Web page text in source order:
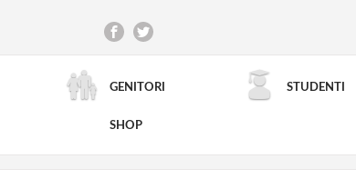
GENITORI STUDENTI
SHOP
RICERCA AVANZATA